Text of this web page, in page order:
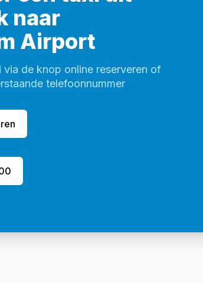
naar
Airport
via de knop online reserveren of
telefoonnummer